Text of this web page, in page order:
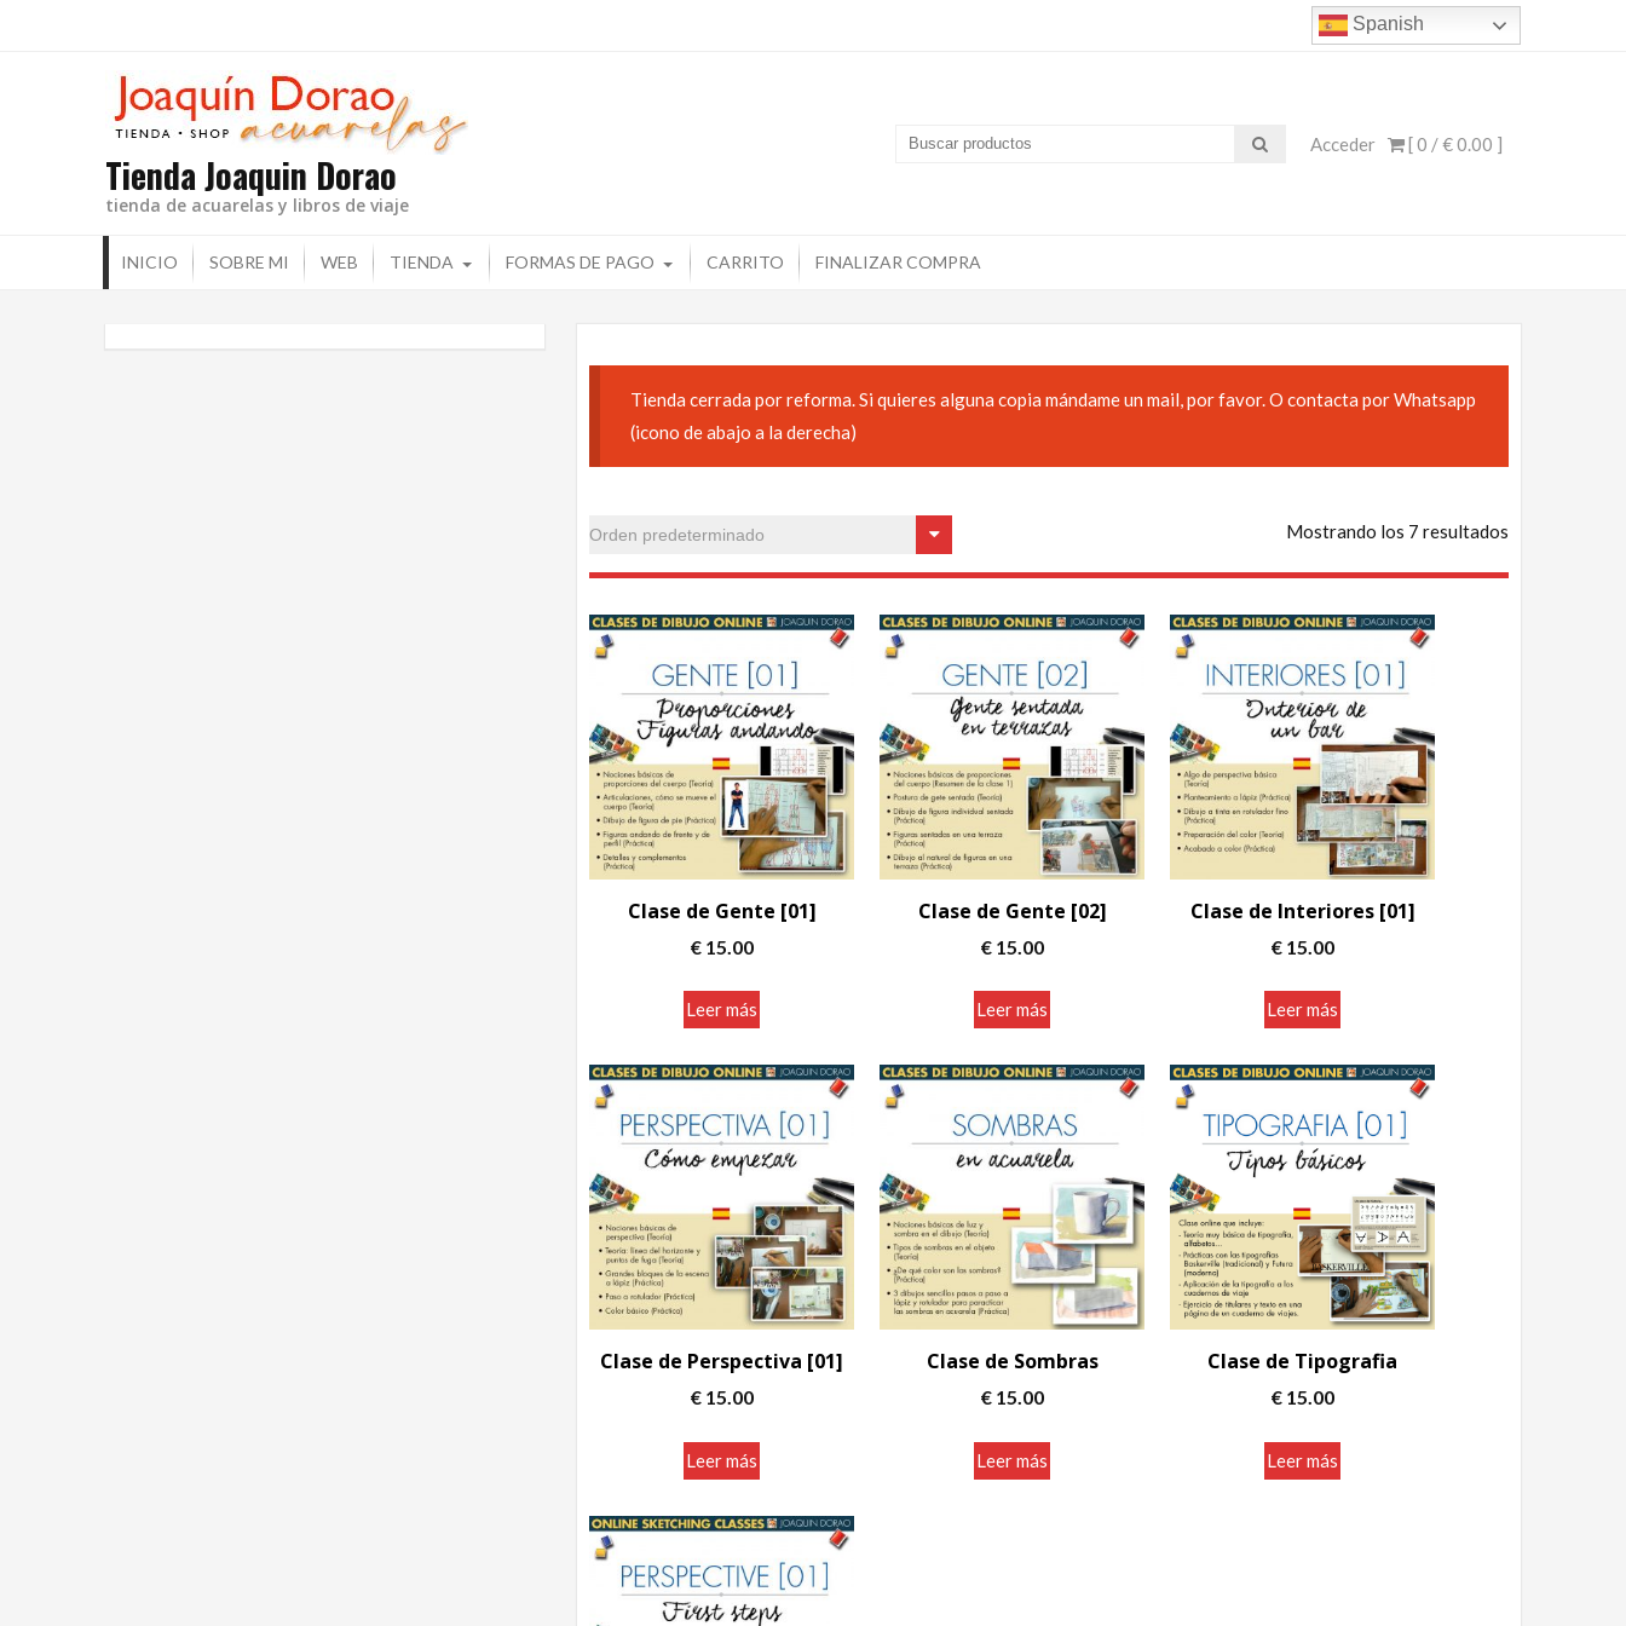
Spanish
Tienda Joaquin Dorao
tienda de acuarelas y libros de viaje
[ 0 /€ 0.00 ]
Acceder
INICIO SOBRE MI WEB TIENDA FORMAS DE PAGO CARRITO FINALIZAR COMPRA
Tienda cerrada por reforma. Si quieres alguna copia mándame un mail, por favor. O contacta por Whatsapp
(icono de abajo a la derecha)
Mostrando los 7 resultados
Clase de Gente [01]
€15.00
Leer más
Clase de Gente [02]
€15.00
Leer más
Clase de Interiores [01]
€15.00
Leer más
Clase de Perspectiva [01]
€15.00
Leer más
Clase de Sombras
€15.00
Leer más
Clase de Tipografia
€15.00
Leer más